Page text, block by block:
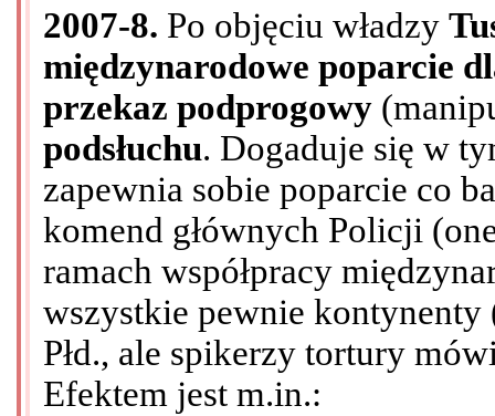
2007-8. Po objęciu władzy
międzynarodowe poparcie
przekaz podprogowy
podsłuchu. Dogaduje się w
zapewnia sobie poparcie co
komend głównych Policji
ramach współpracy
wszystkie pewnie kontynenty
Płd., ale spikerzy tortury
Efektem jest m.in.: